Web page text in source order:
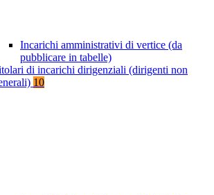
Incarichi amministrativi di vertice (da
pubblicare in tabelle)
di incarichi dirigenziali (dirigenti non
10